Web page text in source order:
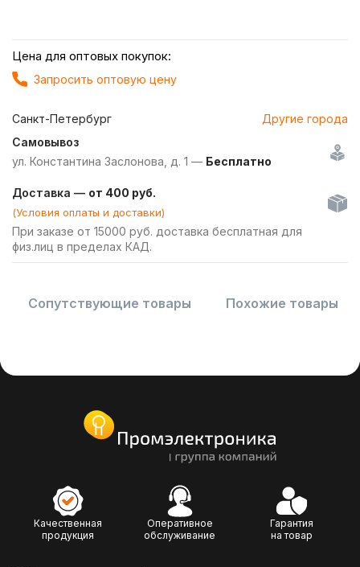
Цена для оптовых покупок:
Запросить оптовую цену
Санкт-Петербург
Другие города
Самовывоз
ул. Константина Заслонова, д. 1 — Бесплатно
Доставка — от 400 руб.
(Условия оплаты и доставки)
При заказе от 15000 руб. доставка бесплатная для
физ.лиц в пределах КАД.
Сопутствующие товары Похожие товары
Качественная
продукция
Оперативное
обслуживание
Гарантия
на товар